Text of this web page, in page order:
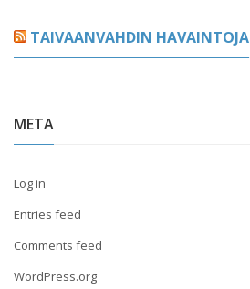
TAIVAANVAHDIN HAVAINTOJA
META
Log in
Entries feed
Comments feed
WordPress.org